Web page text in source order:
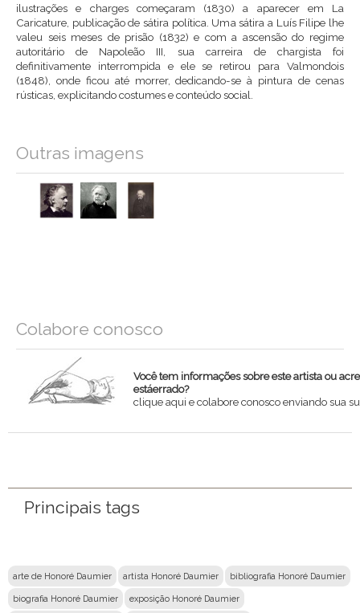
ilustrações e charges começaram (1830) a aparecer em La
Caricature, publicação de sátira política. Uma sátira a Luís Filipe lhe
valeu seis meses de prisão (1832) e com a ascensão do regime
autoritário de Napoleão III, sua carreira de chargista foi
definitivamente interrompida e ele se retirou para Valmondois
(1848), onde ficou até morrer, dedicando-se à pintura de cenas
rústicas, explicitando costumes e conteúdo social.
Outras imagens
Colabore conosco
Você tem informações sobre este artista ou
estáerrado?
clique aqui e colabore conosco enviando sua
Principais tags
arte de Honoré Daumier artista Honoré Daumier bibliografia Honoré Daumier
biografia Honoré Daumier exposição Honoré Daumier